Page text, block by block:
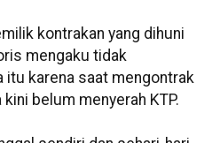
kontrakan yang dihuni
mengaku tidak
karena saat mengontrak
belum menyerah KTP.